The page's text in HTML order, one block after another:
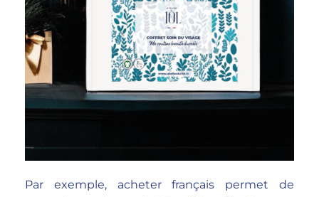
Par exemple, acheter français permet de